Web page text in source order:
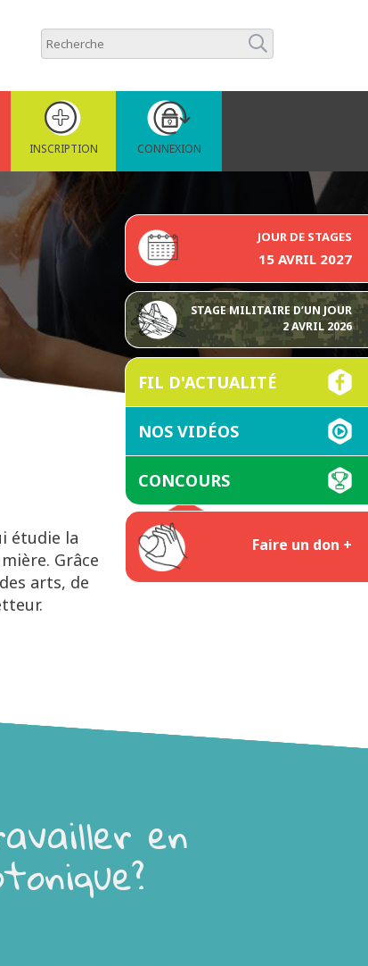
JOUR DE STAGES
15 AVRIL 2027
Faire un don +
STAGE MILITAIRE D’UN JOUR
2 AVRIL 2026
FIL D'ACTUALITÉ
NOS VIDÉOS
CONCOURS
INSCRIPTION CONNEXION
étudie la
Grâce
arts, de
en